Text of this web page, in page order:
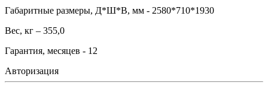
Габаритные размеры, Д*Ш*В, мм - 2580*710*1930
Вес, кг – 355,0
Гарантия, месяцев - 12
Авторизация